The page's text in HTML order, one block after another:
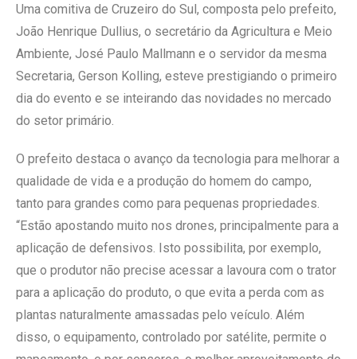
Uma comitiva de Cruzeiro do Sul, composta pelo prefeito,
João Henrique Dullius, o secretário da Agricultura e Meio
Ambiente, José Paulo Mallmann e o servidor da mesma
Secretaria, Gerson Kolling, esteve prestigiando o primeiro
dia do evento e se inteirando das novidades no mercado
do setor primário.
O prefeito destaca o avanço da tecnologia para melhorar a
qualidade de vida e a produção do homem do campo,
tanto para grandes como para pequenas propriedades.
“Estão apostando muito nos drones, principalmente para a
aplicação de defensivos. Isto possibilita, por exemplo,
que o produtor não precise acessar a lavoura com o trator
para a aplicação do produto, o que evita a perda com as
plantas naturalmente amassadas pelo veículo. Além
disso, o equipamento, controlado por satélite, permite o